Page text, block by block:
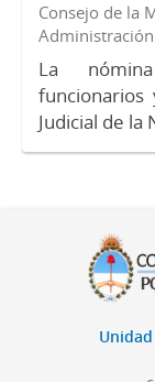
Consejo de la
La
Judicial de la